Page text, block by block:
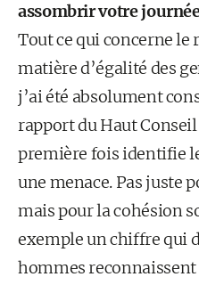
assombrir votre
Tout ce qui concerne le
matière d’égalité des
j’ai été absolument
rapport du Haut
première fois identifie
une menace. Pas juste
mais pour la cohésion
exemple un chiffre qui
hommes